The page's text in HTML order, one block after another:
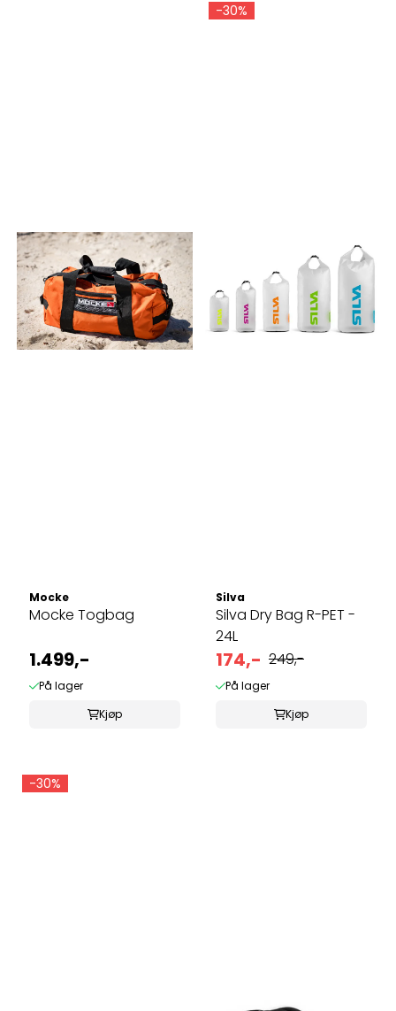
Mocke
Mocke Togbag
1.499,-
På lager
Kjøp
-30%
Silva
Silva Dry Bag R-PET -
24L
174,- 249,-
På lager
Kjøp
-30%